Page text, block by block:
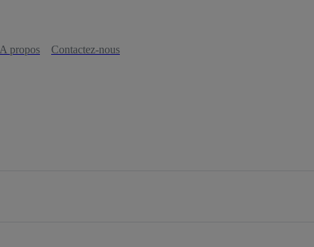
A propos Contactez-nous